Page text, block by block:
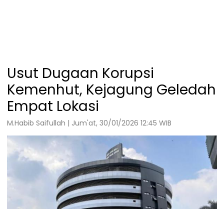
Usut Dugaan Korupsi
Kemenhut, Kejagung Geledah
Empat Lokasi
M.Habib Saifullah | Jum'at, 30/01/2026 12:45 WIB